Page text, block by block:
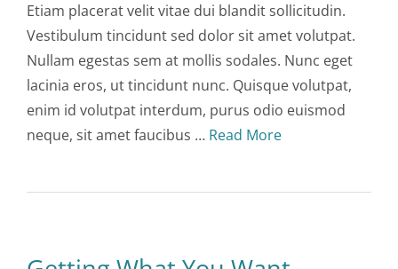
Etiam placerat velit vitae dui blandit sollicitudin.
Vestibulum tincidunt sed dolor sit amet volutpat.
Nullam egestas sem at mollis sodales. Nunc eget
lacinia eros, ut tincidunt nunc. Quisque volutpat,
enim id volutpat interdum, purus odio euismod
neque, sit amet faucibus … Read More